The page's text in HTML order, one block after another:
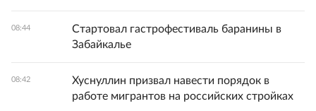
08:44
Стартовал гастрофестиваль баранины в
Забайкалье
08:42
Хуснуллин призвал навести порядок в
работе мигрантов на российских стройках